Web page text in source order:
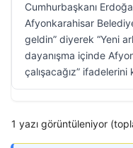
Cumhurbaşkanı
Afyonkarahisar
geldin” diyerek “Yeni
dayanışma içinde
çalışacağız” ifadelerini
1 yazı görüntüleniyor